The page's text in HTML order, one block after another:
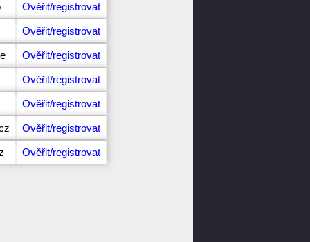
Ověřit/registrovat
Ověřit/registrovat
Ověřit/registrovat
Ověřit/registrovat
Ověřit/registrovat
Ověřit/registrovat
Ověřit/registrovat